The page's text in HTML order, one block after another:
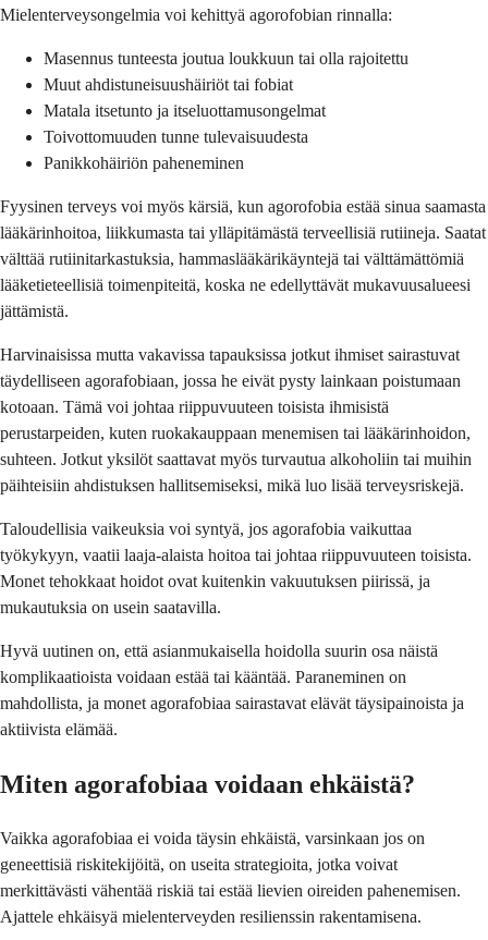
Mielenterveysongelmia voi kehittyä agorofobian rinnalla:
Masennus tunteesta joutua loukkuun tai olla rajoitettu
Muut ahdistuneisuushäiriöt tai fobiat
Matala itsetunto ja itseluottamusongelmat
Toivottomuuden tunne tulevaisuudesta
Panikkohäiriön paheneminen
Fyysinen terveys voi myös kärsiä, kun agorofobia estää sinua saamasta
lääkärinhoitoa, liikkumasta tai ylläpitämästä terveellisiä rutiineja. Saatat
välttää rutiinitarkastuksia, hammaslääkärikäyntejä tai välttämättömiä
lääketieteellisiä toimenpiteitä, koska ne edellyttävät mukavuusalueesi
jättämistä.
Harvinaisissa mutta vakavissa tapauksissa jotkut ihmiset sairastuvat
täydelliseen agorafobiaan, jossa he eivät pysty lainkaan poistumaan
kotoaan. Tämä voi johtaa riippuvuuteen toisista ihmisistä
perustarpeiden, kuten ruokakauppaan menemisen tai lääkärinhoidon,
suhteen. Jotkut yksilöt saattavat myös turvautua alkoholiin tai muihin
päihteisiin ahdistuksen hallitsemiseksi, mikä luo lisää terveysriskejä.
Taloudellisia vaikeuksia voi syntyä, jos agorafobia vaikuttaa
työkykyyn, vaatii laaja-alaista hoitoa tai johtaa riippuvuuteen toisista.
Monet tehokkaat hoidot ovat kuitenkin vakuutuksen piirissä, ja
mukautuksia on usein saatavilla.
Hyvä uutinen on, että asianmukaisella hoidolla suurin osa näistä
komplikaatioista voidaan estää tai kääntää. Paraneminen on
mahdollista, ja monet agorafobiaa sairastavat elävät täysipainoista ja
aktiivista elämää.
Miten agorafobiaa voidaan ehkäistä?
Vaikka agorafobiaa ei voida täysin ehkäistä, varsinkaan jos on
geneettisiä riskitekijöitä, on useita strategioita, jotka voivat
merkittävästi vähentää riskiä tai estää lievien oireiden pahenemisen.
Ajattele ehkäisyä mielenterveyden resilienssin rakentamisena.